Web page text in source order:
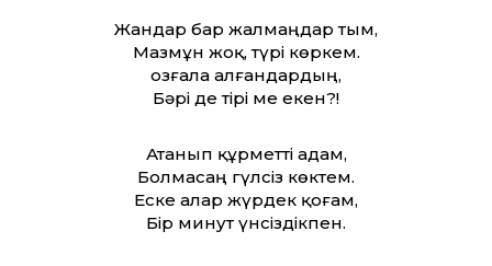
Жандар бар жалмаңдар тым,
Мазмұн жоқ, түрі көркем.
Қозғала алғандардың,
Бәрі де тірі ме екен?!
Атанып құрметті адам,
Болмасаң гүлсіз көктем.
Еске алар жүрдек қоғам,
Бір минут үнсіздікпен.